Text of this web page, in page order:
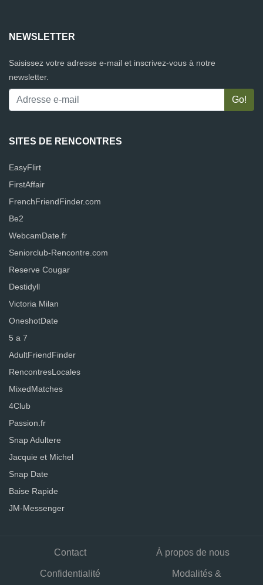
NEWSLETTER
Saisissez votre adresse e-mail et inscrivez-vous à notre
newsletter.
SITES DE RENCONTRES
EasyFlirt
FirstAffair
FrenchFriendFinder.com
Be2
WebcamDate.fr
Seniorclub-Rencontre.com
Reserve Cougar
Destidyll
Victoria Milan
OneshotDate
5 a 7
AdultFriendFinder
RencontresLocales
MixedMatches
4Club
Passion.fr
Snap Adultere
Jacquie et Michel
Snap Date
Baise Rapide
JM-Messenger
Contact À propos de nous
Confidentialité Modalités &